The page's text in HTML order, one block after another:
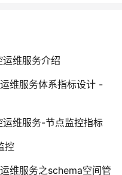
维服务介绍
维服务体系指标设计 -
维服务-节点监控指标
控
维服务之schema空间管